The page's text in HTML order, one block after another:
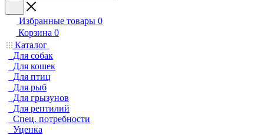
Избранные товары 0
Корзина 0
Каталог
Для собак
Для кошек
Для птиц
Для рыб
Для грызунов
Для рептилий
Спец. потребности
Уценка